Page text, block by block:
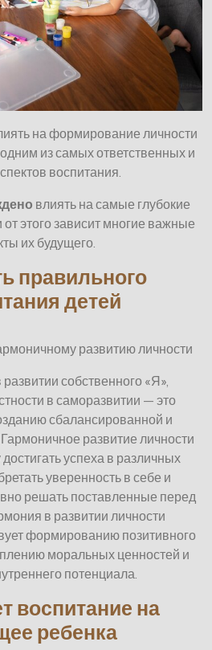
на формирование личности
из самых ответственных и
воспитания.
влиять на самые глубокие
от этого зависит многие важные
их будущего.
правильного
детей
развитию личности
собственного «Я»,
в саморазвитии — это
сбалансированной и
развитие личности
успеха в различных
уверенность в себе и
решать поставленные перед
в развитии личности
формированию позитивного
моральных ценностей и
потенциала.
воспитание на
ребенка